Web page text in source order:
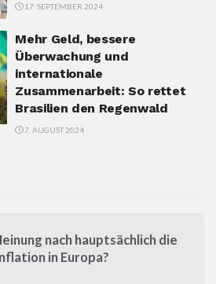
17. SEPTEMBER 2024
Mehr Geld, bessere
Überwachung und
internationale
Zusammenarbeit: So rettet
Brasilien den Regenwald
7. AUGUST 2024
nach hauptsächlich die
in Europa?